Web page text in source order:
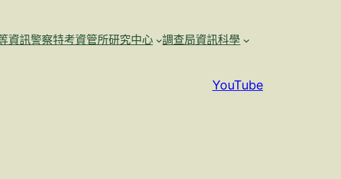
資訊警察特考資管所研究中心
調查局資訊科學
YouTube